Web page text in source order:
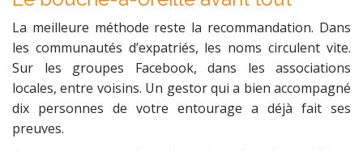
La meilleure méthode reste la recommandation. Dans
les communautés d’expatriés, les noms circulent vite.
Sur les groupes Facebook, dans les associations
locales, entre voisins. Un gestor qui a bien accompagné
dix personnes de votre entourage a déjà fait ses
preuves.